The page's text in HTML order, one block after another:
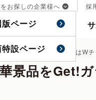
事例 特集
お探しの企業様へ
ページ
設ページ
採
会 -4TB～6TBのHDDはWチ
景品をGet!
事例 特集
お探しの企業様へ
ページ
設ページ
採